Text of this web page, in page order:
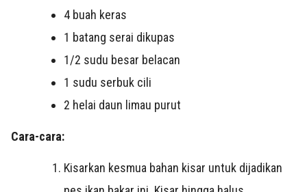
4 buah keras
1 batang serai dikupas
1/2 sudu besar belacan
1 sudu serbuk cili
2 helai daun limau purut
Cara-cara:
Kisarkan kesmua bahan kisar untuk dijadikan